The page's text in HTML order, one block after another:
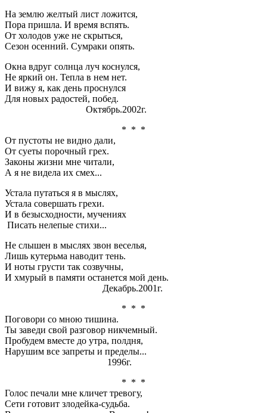
На землю желтый лист ложится,
Пора пришла. И время вспять.
От холодов уже не скрыться,
Сезон осенний. Сумраки опять.
Окна вдруг солнца луч коснулся,
Не яркий он. Тепла в нем нет.
И вижу я, как день проснулся
Для новых радостей, побед.
Октябрь.2002г.
* * *
От пустоты не видно дали,
От суеты порочный грех.
Законы жизни мне читали,
А я не видела их смех...
Устала путаться я в мыслях,
Устала совершать грехи.
И в безысходности, мучениях
Писать нелепые стихи...
Не слышен в мыслях звон веселья,
Лишь кутерьма наводит тень.
И ноты грусти так созвучны,
И хмурый в памяти останется мой день.
Декабрь.2001г.
* * *
Поговори со мною тишина.
Ты заведи свой разговор никчемный.
Пробудем вместе до утра, полдня,
Нарушим все запреты и пределы...
1996г.
* * *
Голос печали мне кличет тревогу,
Сети готовит злодейка-судьба.